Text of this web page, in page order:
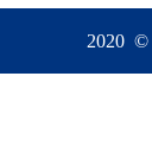
2020 ©